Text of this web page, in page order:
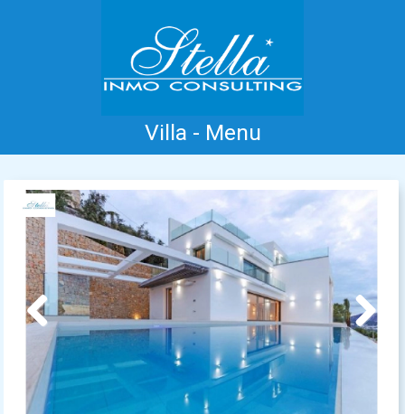
Villa - Menu
Inicio Costa Blanca Venta Alquiler
Nueva Construcción
Información
Testimonios Contacto
Previous Next